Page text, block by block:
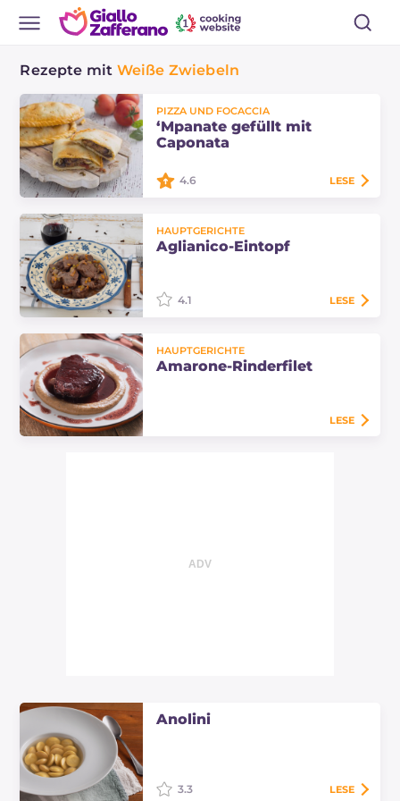
Rezepte mit Weiße Zwiebeln
PIZZA UND FOCACCIA
‘Mpanate gefüllt mit
Caponata
sind eine der vielen Varianten
dieses berühmten sizilianischen
4.6 LESE
HAUPTGERICHTE
Aglianico-Eintopf
perfektes Hauptgericht für
Wintermenüs. Die Marinade im
4.1 LESE
HAUPTGERICHTE
Amarone-Rinderfilet
LESE
Anolini
3.3 LESE